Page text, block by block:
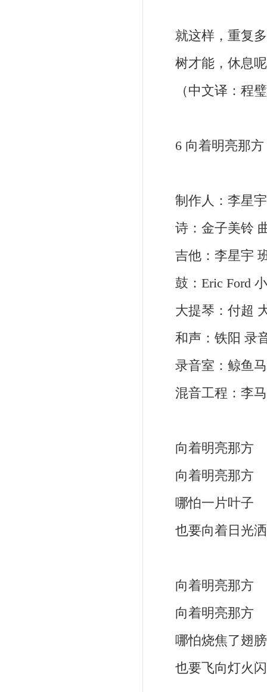
就这样，重复多
树才能，休
（中文译：程
6 向着明亮那方
制作人：李星宇
诗：金子美铃 曲
吉他：李星宇 班
鼓：Eric Ford 小
大提琴：付超 大
和声：铁阳 录音
录音室：鲸鱼马
混音工程：李马
向着明亮那方
向着明亮那方
哪怕一片叶子
也要向着日光洒
向着明亮那方
向着明亮那方
哪怕烧焦了
也要飞向灯火闪